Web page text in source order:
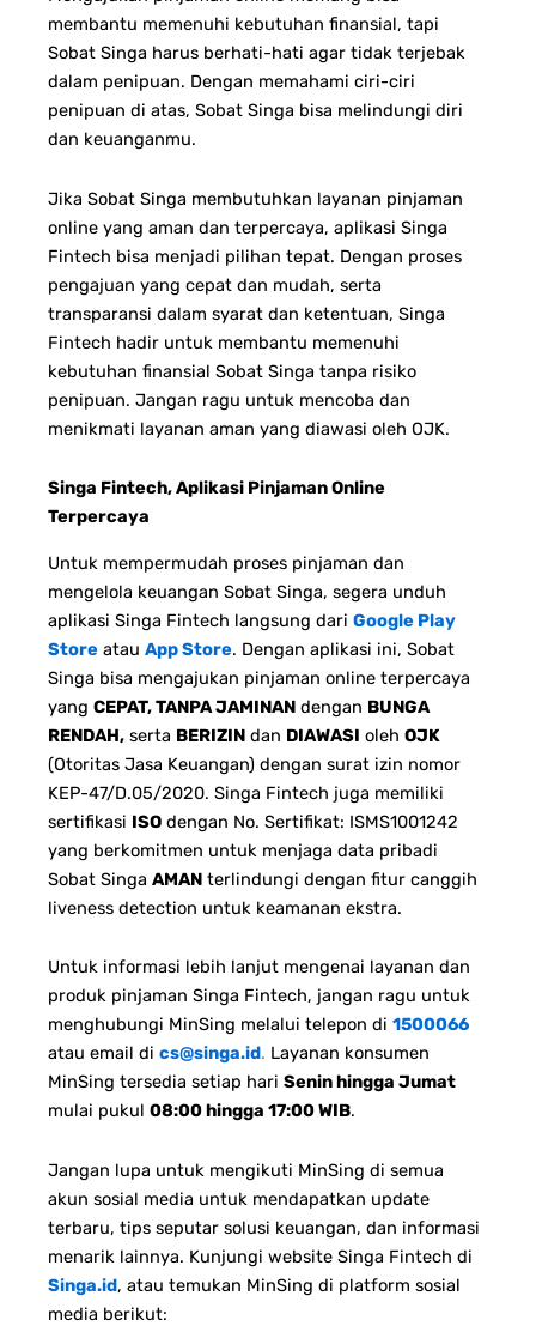
membantu memenuhi kebutuhan finansial, tapi
Sobat Singa harus berhati-hati agar tidak terjebak
dalam penipuan. Dengan memahami ciri-ciri
penipuan di atas, Sobat Singa bisa melindungi diri
dan keuanganmu.
Jika Sobat Singa membutuhkan layanan pinjaman
online yang aman dan terpercaya, aplikasi Singa
Fintech bisa menjadi pilihan tepat. Dengan proses
pengajuan yang cepat dan mudah, serta
transparansi dalam syarat dan ketentuan, Singa
Fintech hadir untuk membantu memenuhi
kebutuhan finansial Sobat Singa tanpa risiko
penipuan. Jangan ragu untuk mencoba dan
menikmati layanan aman yang diawasi oleh OJK.
Singa Fintech, Aplikasi Pinjaman Online
Terpercaya
Untuk mempermudah proses pinjaman dan
mengelola keuangan Sobat Singa, segera unduh
aplikasi Singa Fintech langsung dari Google Play
Store atau App Store. Dengan aplikasi ini, Sobat
Singa bisa mengajukan pinjaman online terpercaya
yang CEPAT, TANPA JAMINAN dengan BUNGA
RENDAH, serta BERIZIN dan DIAWASI oleh OJK
(Otoritas Jasa Keuangan) dengan surat izin nomor
KEP-47/D.05/2020. Singa Fintech juga memiliki
sertifikasi ISO dengan No. Sertifikat: ISMS1001242
yang berkomitmen untuk menjaga data pribadi
Sobat Singa AMAN terlindungi dengan fitur canggih
liveness detection untuk keamanan ekstra.
Untuk informasi lebih lanjut mengenai layanan dan
produk pinjaman Singa Fintech, jangan ragu untuk
menghubungi MinSing melalui telepon di 1500066
atau email di cs@singa.id. Layanan konsumen
MinSing tersedia setiap hari Senin hingga Jumat
mulai pukul 08:00 hingga 17:00 WIB.
Jangan lupa untuk mengikuti MinSing di semua
akun sosial media untuk mendapatkan update
terbaru, tips seputar solusi keuangan, dan informasi
menarik lainnya. Kunjungi website Singa Fintech di
Singa.id, atau temukan MinSing di platform sosial
media berikut: